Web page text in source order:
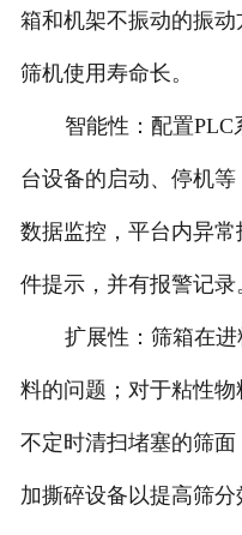
箱和机架不振动的振动
筛机使用寿命长。
智能性：配置
台设备的启动、停机
数据监控，平台内异
件提示，并有报警记录
扩展性：筛箱在
料的问题；对于粘性物
不定时清扫堵塞的筛
加撕碎设备以提高筛